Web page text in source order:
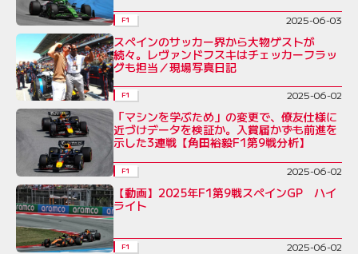
F1 2025-06-03
スペインのサッカー界から大物ゲストが
続々。レヴァンドフスキはチェッカーフラッ
グも担当／現場写真日記
F1 2025-06-02
「マシンを学ぶため」の変更で、僚友仕様に
近づけデータを検証か。入賞届かずも前進を
示した3連戦【角田裕毅F1第9戦分析】
F1 2025-06-02
【動画】2025年F1第9戦スペインGP ハイ
ライト
F1 2025-06-02